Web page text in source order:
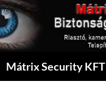
Kilépés
tartalomba
Mátrix Security KFT